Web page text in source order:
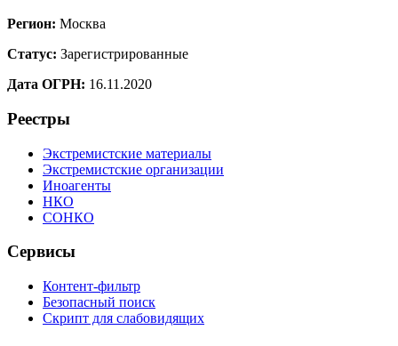
Регион: Москва
Статус: Зарегистрированные
Дата ОГРН: 16.11.2020
Реестры
Экстремистские материалы
Экстремистские организации
Иноагенты
НКО
СОНКО
Сервисы
Контент-фильтр
Безопасный поиск
Скрипт для слабовидящих